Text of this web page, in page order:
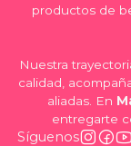
productos de
Nuestra
calidad,
aliadas. En
entregarte
Síguenos